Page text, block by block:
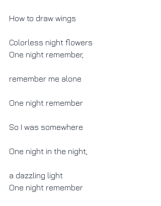
How to draw wings
Colorless night flowers
One night remember,
remember me alone
One night remember
So I was somewhere
One night in the night,
a dazzling light
One night remember